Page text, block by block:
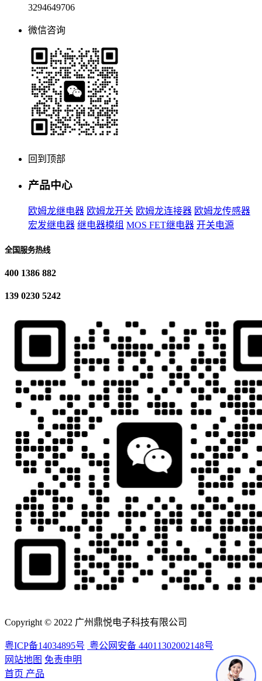
3294649706
微信咨询
回到顶部
产品中心
欧姆龙继电器 欧姆龙开关 欧姆龙连接器 欧姆龙传感器
宏发继电器 继电器模组 MOS FET继电器 开关电源
全国服务热线
400 1386 882
139 0230 5242
Copyright © 2022 广州鼎悦电子科技有限公司
粤ICP备14034895号 粤公网安备 44011302002148号
网站地图 免责申明
首页 产品